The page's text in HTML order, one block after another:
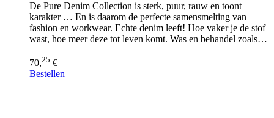
De Pure Denim Collection is sterk, puur, rauw en toont
karakter … En is daarom de perfecte samensmelting van
fashion en workwear. Echte denim leeft! Hoe vaker je de stof
wast, hoe meer deze tot leven komt. Was en behandel zoals…
70,25 €
Bestellen